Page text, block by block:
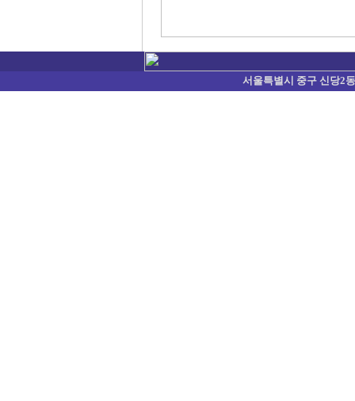
서울특별시 중구 신당2